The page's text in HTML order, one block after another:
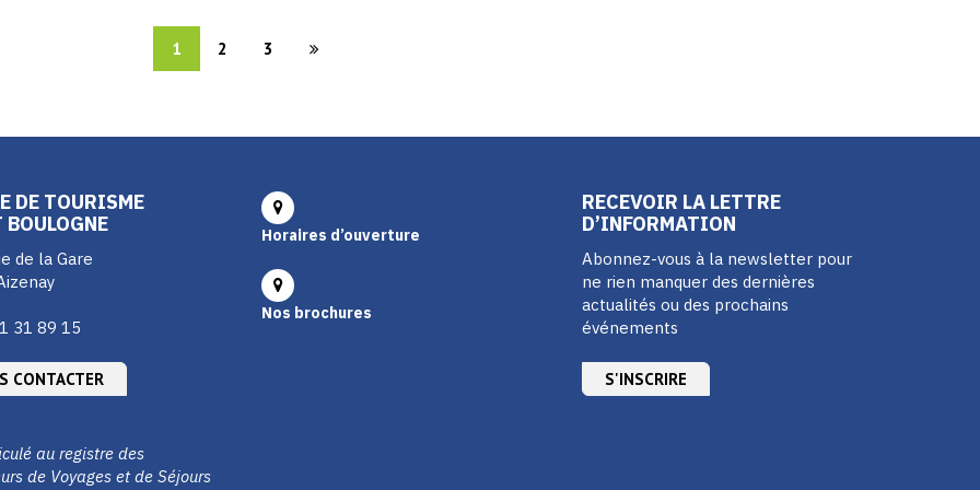
1 2 3
DE TOURISME
de la Gare
31 89 15
CONTACTER
au registre des
de Voyages et de Séjours
Horaires d’ouverture
Nos brochures
RECEVOIR LA LETTRE
D’INFORMATION
Abonnez-vous à la newsletter pour
ne rien manquer des dernières
actualités ou des prochains
événements
S'INSCRIRE